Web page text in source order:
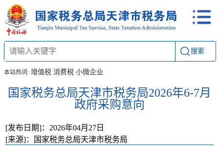
搜索
本站热词: 增值税 消费税 小微企业
国家税务总局天津市税务局2026年6-7月
政府采购意向
[发布日期]：2026年04月27日
[来源]：国家税务总局天津市税务局